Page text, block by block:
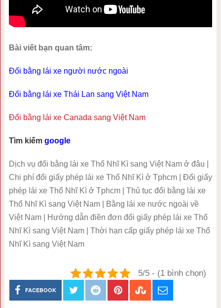
Bài viết bạn quan tâm:
Đổi bằng lái xe người nước ngoài
Đổi bằng lái xe Thái Lan sang Việt Nam
Đổi bằng lái xe Canada sang Việt Nam
Tìm kiếm google
Dịch vụ đổi bằng lái xe Thổ Nhĩ Kì sang Việt Nam ở đâu |
Chi phí đổi giấy phép lái xe Thổ Nhĩ Kì ở Tphcm | Đổi giấy
phép lái xe Thổ Nhĩ Kì ở Tphcm | Thủ tục đổi bằng lái xe
Thổ Nhĩ Kì sang Việt Nam | Bằng lái xe nước ngoài về
Việt Nam | Hướng dẫn điền đơn đổi giấy phép lái xe Thổ
Nhĩ Kì sang Việt Nam | Thời hạn cấp giấy phép lái xe Thổ
Nhĩ Kì sang Việt Nam
5/5 - (1 bình chọn)
FACEBOOK